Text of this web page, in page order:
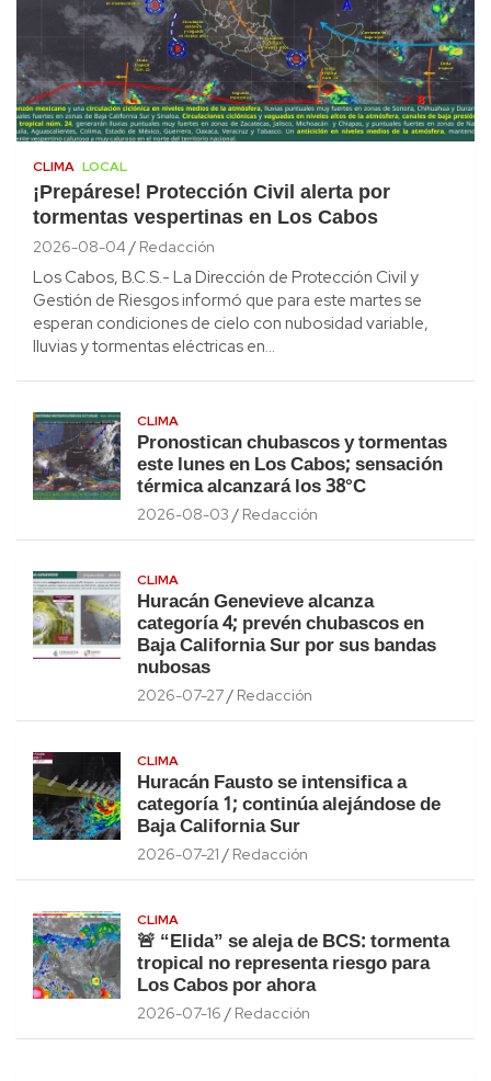
CLIMA LOCAL
¡Prepárese! Protección Civil alerta por
tormentas vespertinas en Los Cabos
2026-08-04 Redacción
Los Cabos, B.C.S.- La Dirección de Protección Civil y
Gestión de Riesgos informó que para este martes se
esperan condiciones de cielo con nubosidad variable,
lluvias y tormentas eléctricas en…
CLIMA
Pronostican chubascos y tormentas
este lunes en Los Cabos; sensación
térmica alcanzará los 38°C
2026-08-03 Redacción
CLIMA
Huracán Genevieve alcanza
categoría 4; prevén chubascos en
Baja California Sur por sus bandas
nubosas
2026-07-27 Redacción
CLIMA
Huracán Fausto se intensifica a
categoría 1; continúa alejándose de
Baja California Sur
2026-07-21 Redacción
CLIMA
🚨 “Elida” se aleja de BCS: tormenta
tropical no representa riesgo para
Los Cabos por ahora
2026-07-16 Redacción